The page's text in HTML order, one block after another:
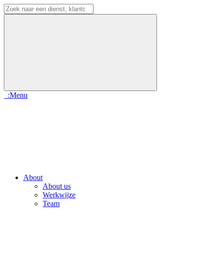
:Menu
About
About us
Werkwijze
Team